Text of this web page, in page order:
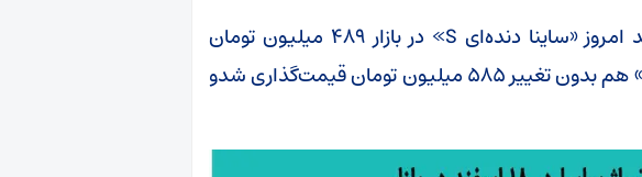
به گزارش اکوایران، بررسی بازار نشان می‌دهد امروز «ساینا دنده‌ای S» در بازار ۴۸۹ میلیون تومان
قیمت خورد و رشد ۳ میلیونی داشت. «اطلس» هم بدون تغییر ۵۸۵ میلیون تومان قیمت‌گذاری شدو